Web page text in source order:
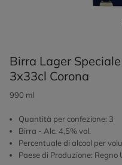
Birra Lager
3x33cl Corona
990 ml
Quantità per confezione: 3
Birra - Alc. 4,5% vol.
Percentuale di alcool per
Paese di Produzione: Regno